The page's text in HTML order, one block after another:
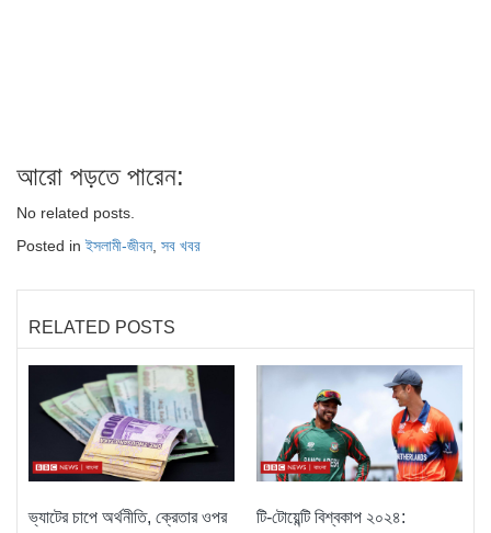
আরো পড়তে পারেন:
No related posts.
Posted inইসলামী-জীবন, সব খবর
RELATED POSTS
ভ্যাটের চাপে অর্থনীতি, ক্রেতার ওপর
টি-টোয়েন্টি বিশ্বকাপ ২০২৪: